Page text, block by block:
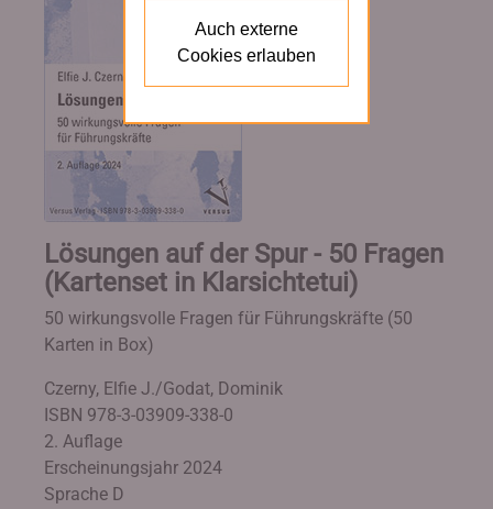
Lösungen auf der Spur - 50 Fragen
(Kartenset in Klarsichtetui)
50 wirkungsvolle Fragen für Führungskräfte (50
Karten in Box)
Czerny, Elfie J./Godat, Dominik
ISBN 978-3-03909-338-0
2. Auflage
Erscheinungsjahr 2024
Sprache D
Auch externe
Cookies erlauben